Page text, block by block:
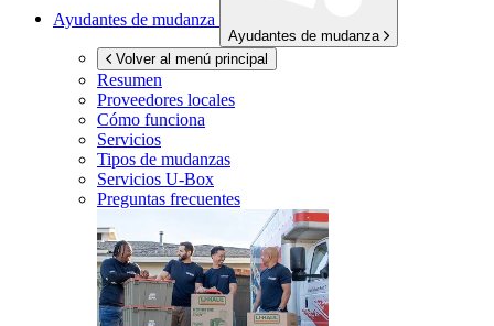
Ayudantes de mudanza
Ayudantes de mudanza
Volver al menú principal
Resumen
Proveedores locales
Cómo funciona
Servicios
Tipos de mudanzas
Servicios U-Box
Preguntas frecuentes